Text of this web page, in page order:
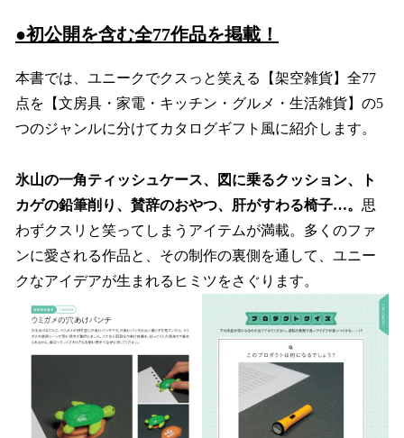
●初公開を含む全77作品を掲載！
本書では、ユニークでクスっと笑える【架空雑貨】全77
点を【文房具・家電・キッチン・グルメ・生活雑貨】の5
つのジャンルに分けてカタログギフト風に紹介します。
氷山の一角ティッシュケース、図に乗るクッション、ト
カゲの鉛筆削り、賛辞のおやつ、肝がすわる椅子…。 思
わずクスリと笑ってしまうアイテムが満載。多くのファ
ンに愛される作品と、その制作の裏側を通して、ユニー
クなアイデアが生まれるヒミツをさぐります。